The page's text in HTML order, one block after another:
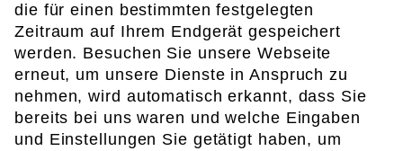
die für einen bestimmten festgelegten
Zeitraum auf Ihrem Endgerät gespeichert
werden. Besuchen Sie unsere Webseite
erneut, um unsere Dienste in Anspruch zu
nehmen, wird automatisch erkannt, dass Sie
bereits bei uns waren und welche Eingaben
und Einstellungen Sie getätigt haben, um